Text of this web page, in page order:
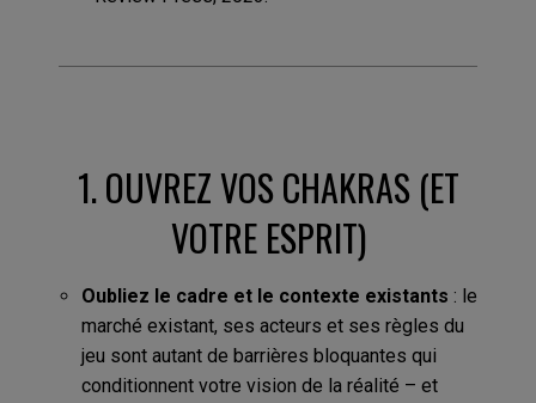
1. OUVREZ VOS CHAKRAS (ET
VOTRE ESPRIT)
Oubliez le cadre et le contexte existants : le
marché existant, ses acteurs et ses règles du
jeu sont autant de barrières bloquantes qui
conditionnent votre vision de la réalité – et